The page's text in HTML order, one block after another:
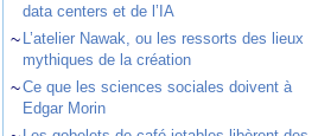
data centers et de l’IA
~ L’atelier Nawak, ou les ressorts des lieux
mythiques de la création
~Ce que les sciences sociales doivent à
Edgar Morin